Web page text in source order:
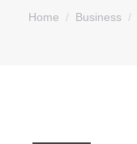
You are here:
Home Business